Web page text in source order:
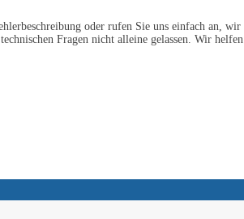
oder rufen Sie uns einfach an, wir
Fragen nicht alleine gelassen. Wir helfen